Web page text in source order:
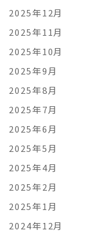
2025年12月
2025年11月
2025年10月
2025年9月
2025年8月
2025年7月
2025年6月
2025年5月
2025年4月
2025年2月
2025年1月
2024年12月